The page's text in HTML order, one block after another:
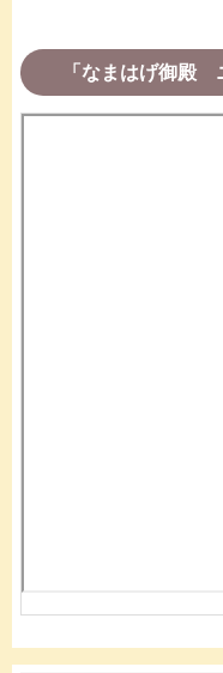
「なまはげ御殿